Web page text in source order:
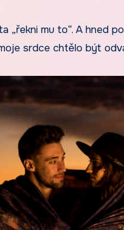
„řekni mu to“. A hned
srdce chtělo být